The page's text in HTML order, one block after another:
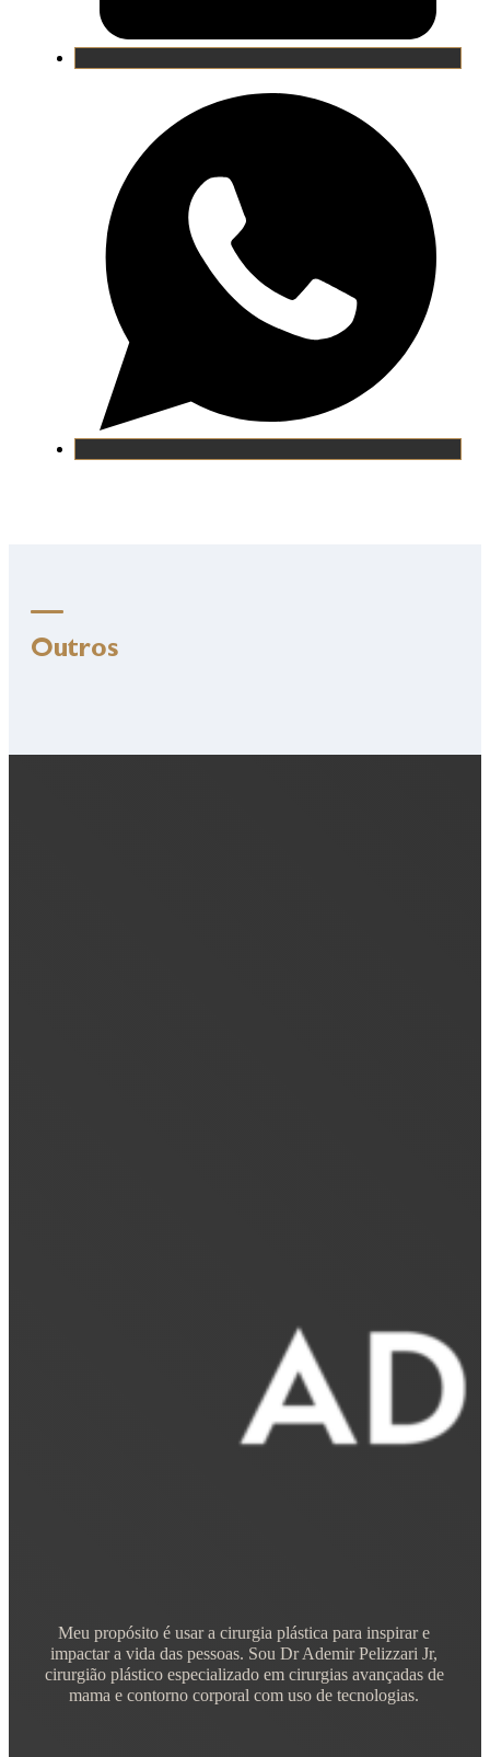
Outros
Meu propósito é usar a cirurgia plástica para inspirar e
impactar a vida das pessoas. Sou Dr Ademir Pelizzari Jr,
cirurgião plástico especializado em cirurgias avançadas de
mama e contorno corporal com uso de tecnologias.